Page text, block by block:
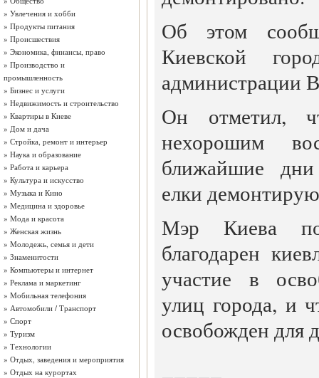
» Увлечения и хобби
» Продукты питания
» Происшествия
» Экономика, финансы, право
» Производство и
промышленность
» Бизнес и услуги
» Недвижимость и строительство
» Квартиры в Киеве
» Дом и дача
» Стройка, ремонт и интерьер
» Наука и образование
» Работа и карьера
» Культура и искусство
» Музыка и Кино
» Медицина и здоровье
» Мода и красота
» Женская жизнь
» Молодежь, семья и дети
» Знаменитости
» Компьютеры и интернет
» Реклама и маркетинг
» Мобильная телефония
» Автомобили / Транспорт
» Спорт
» Туризм
» Технологии
» Отдых, заведения и мероприятия
» Отдых на курортах
Об этом
Киевской
администрации
Он отметил,
нехорошим
ближайшие дни
елки
Мэр Киева
благодарен
участие в
улиц города, и
освобожден для